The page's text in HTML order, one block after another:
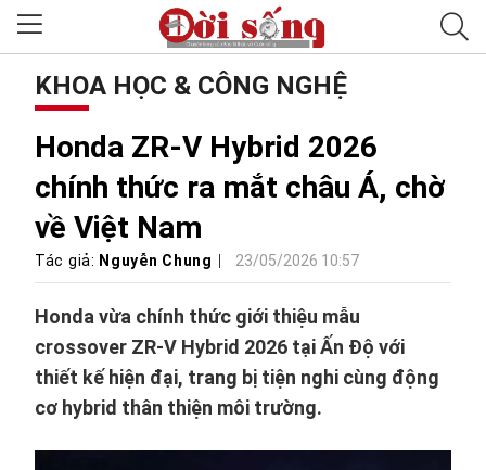
KHOA HỌC & CÔNG NGHỆ
Honda ZR-V Hybrid 2026
chính thức ra mắt châu Á, chờ
về Việt Nam
Tác giả: Nguyễn Chung 23/05/2026 10:57
Honda vừa chính thức giới thiệu mẫu
crossover ZR-V Hybrid 2026 tại Ấn Độ với
thiết kế hiện đại, trang bị tiện nghi cùng động
cơ hybrid thân thiện môi trường.